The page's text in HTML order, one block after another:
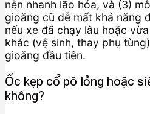
nên nhanh lão hóa, và (3)
gioăng cũ dễ mất khả năng
nếu xe đã chạy lâu hoặc
khác (vệ sinh, thay phụ
gioăng đầu tiên.
Ốc kẹp cổ pô lỏng hoặc
không?